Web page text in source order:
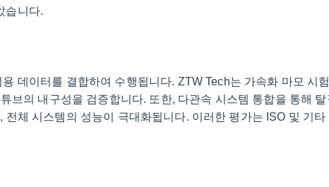
습니다.
데이터를 결합하여 수행됩니다. ZTW Tech는 가속화 마모 시
브의 내구성을 검증합니다. 또한, 다관속 시스템 통합을 통해 탈
체 시스템의 성능이 극대화됩니다. 이러한 평가는 ISO 및 기타